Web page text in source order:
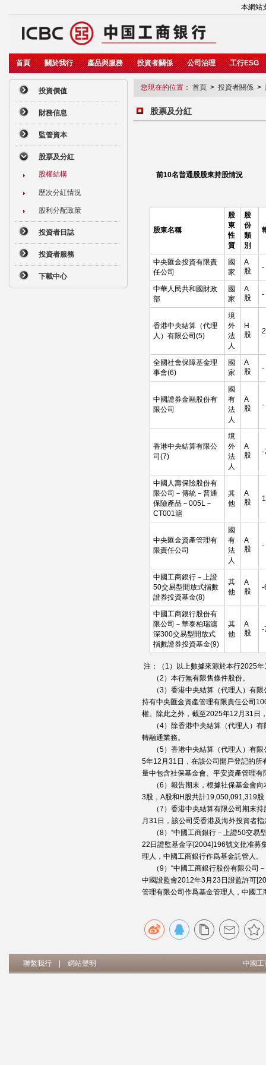
本網站
首頁 關於我行 產品與服務 投資者關係 公司治理 工行ESG
投資價值
財務信息
監管資本
股票及分紅
股權結構
歷次分紅情況
股利分配政策
投資者日誌
投資者服務
下載中心
您現在的位置： 首頁 > 投資者關係 >
股票及分紅
前10名普通股股東持股情況
股東名稱
股
東
性
質
股
份
類
別
中央匯金投資有限責
任公司
國
家
A
股
-
中華人民共和國財政
部
國
家
A
股
-
香港中央結算（代理
人）有限公司(5)
境
外
法
人
H
股
全國社會保障基金理
事會(6)
國
家
A
股
-
中國證券金融股份有
限公司
國
有
法
人
A
股
-
香港中央結算有限公
司(7)
境
外
法
人
A
股
-
中國人壽保險股份有
限公司－傳統－普通
保險產品－005L－
CT001滬
其
他
A
股
中央匯金資產管理有
限責任公司
國
有
法
人
A
股
-
中國工商銀行－上證
50交易型開放式指數
證券投資基金(8)
其
他
A
股
-
中國工商銀行股份有
限公司－華泰柏瑞滬
深300交易型開放式
指數證券投資基金(9)
其
他
A
股
-
注：（1）以上數據來源於本行2025
（2）本行無有限售條件股份。
（3）香港中央結算（代理人）有限
持有中央匯金資產管理有限責任公司
權。除此之外，截至2025年12月31日
（4）除香港中央結算（代理人）有
轉融通業務。
（5）香港中央結算（代理人）有限
5年12月31日，在該公司開戶登記的所
量中包含社保基金會、平安資產管理
（6）報告期末，根據社保基金會向
3股，A股和H股共計19,050,091,319
（7）香港中央結算有限公司期末持
月31日，該公司受香港及海外投資者
（8）“中國工商銀行－上證50交易
22日證監基金字[2004]196號文批准募
理人，中國工商銀行作爲基金託管人。
（9）“中國工商銀行股份有限公司
中國證監會2012年3月23日證監許可
管理有限公司作爲基金管理人，中國工
聯繫我行 網站聲明 中國工